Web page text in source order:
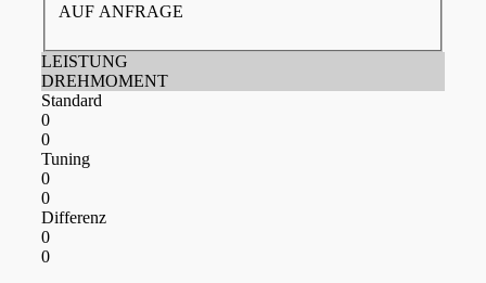
AUF ANFRAGE
LEISTUNG
DREHMOMENT
Standard
0
0
Tuning
0
0
Differenz
0
0